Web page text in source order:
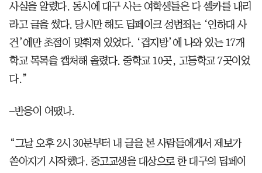
사실을 알렸다. 동시에 대구 사는 여학생들은 다 셀카를 내리
라고 글을 썼다. 당시만 해도 딥페이크 성범죄는 ‘인하대 사
건’에만 초점이 맞춰져 있었다. ‘겹지방’에 나와 있는 17개
학교 목록을 캡처해 올렸다. 중학교 10곳, 고등학교 7곳이었
다.”
–반응이 어땠나.
“그날 오후 2시 30분부터 내 글을 본 사람들에게서 제보가
쏟아지기 시작했다. 중고교생을 대상으로 한 대구의 딥페이